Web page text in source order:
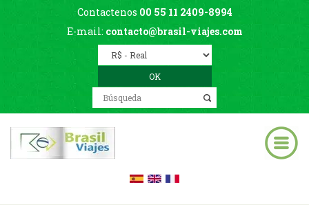
Contactenos 00 55 11 2409-8994
E-mail: contacto@brasil-viajes.com